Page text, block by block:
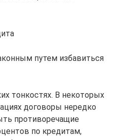
путем избавиться
тонкостях. В некоторых
договоры нередко
противоречащие
по кредитам,